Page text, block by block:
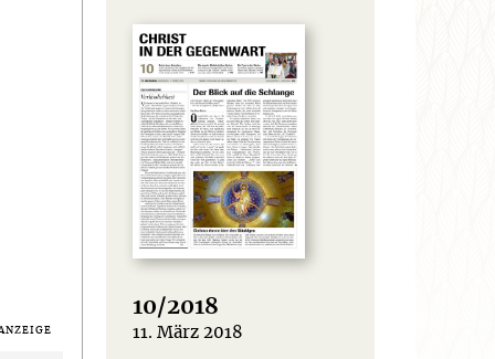
10/2018
:
11. März 2018